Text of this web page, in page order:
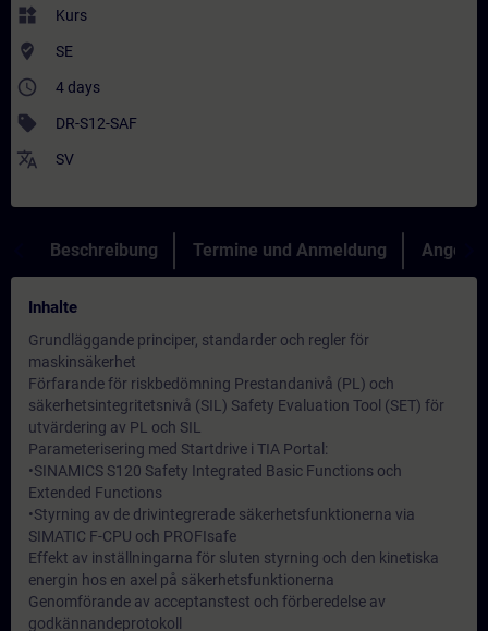
widgets Kurs
where_to_vote SE
access_time 4 days
sell DR-S12-SAF
translate SV
Beschreibung Termine und Anmeldung Angebot
Inhalte
Grundläggande principer, standarder och regler för
maskinsäkerhet
Förfarande för riskbedömning Prestandanivå (PL) och
säkerhetsintegritetsnivå (SIL) Safety Evaluation Tool (SET) för
utvärdering av PL och SIL
Parameterisering med Startdrive i TIA Portal:
•SINAMICS S120 Safety Integrated Basic Functions och
Extended Functions
•Styrning av de drivintegrerade säkerhetsfunktionerna via
SIMATIC F-CPU och PROFIsafe
Effekt av inställningarna för sluten styrning och den kinetiska
energin hos en axel på säkerhetsfunktionerna
Genomförande av acceptanstest och förberedelse av
godkännandeprotokoll